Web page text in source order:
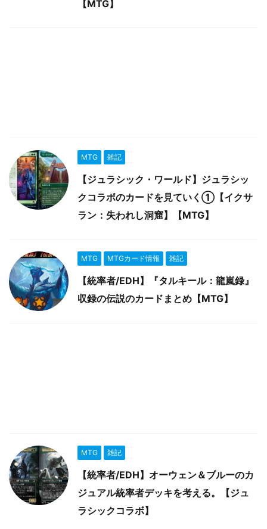
【MTG】
MTG 雑記
【ジュラシック・ワールド】ジュラシッ
クコラボのカードを見ていく①【イクサ
ラン：失われし洞窟】【MTG】
MTG MTGカード情報 雑記
【統率者/EDH】『タルキール：龍嵐録』
収録の伝説のカードまとめ【MTG】
MTG 雑記
【統率者/EDH】オーウェン＆ブルーのカ
ジュアル統率者デッキを考える。【ジュ
ラシックコラボ】